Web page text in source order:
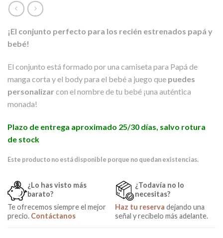
¡El conjunto perfecto para los recién estrenados papá y
bebé!
El conjunto está formado por una camiseta para Papá de
manga corta y el body para el bebé a juego que puedes
personalizar con el nombre de tu bebé ¡una auténtica
monada!
Plazo de entrega aproximado 25/30 días, salvo rotura
de stock
Este producto no está disponible porque no quedan existencias.
¿Lo has visto más
barato?
Te ofrecemos siempre el mejor
precio. Contáctanos
¿Todavía no lo
necesitas?
Haz tu reserva dejando una
señal y recíbelo más adelante.